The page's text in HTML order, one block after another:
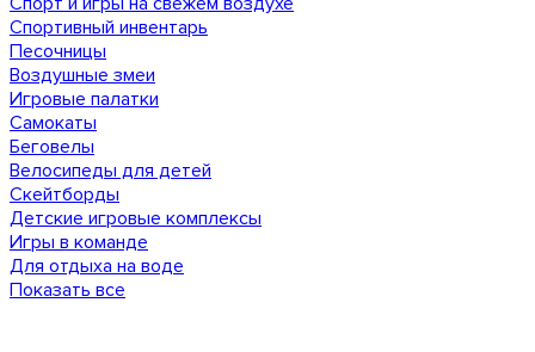
Спортивный инвентарь
Песочницы
Воздушные змеи
Игровые палатки
Самокаты
Беговелы
Велосипеды для детей
Скейтборды
Детские игровые комплексы
Игры в команде
Для отдыха на воде
Показать все